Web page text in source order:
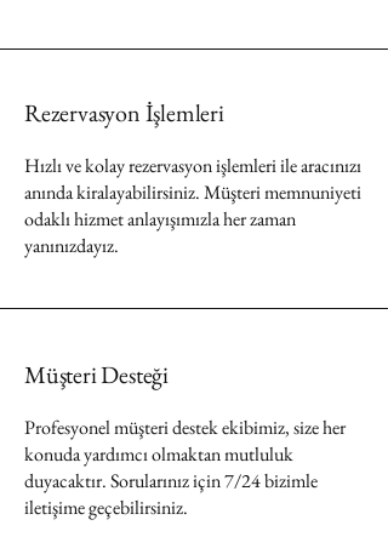
Rezervasyon İşlemleri
Hızlı ve kolay rezervasyon işlemleri ile aracınızı
anında kiralayabilirsiniz. Müşteri memnuniyeti
odaklı hizmet anlayışımızla her zaman
yanınızdayız.
Müşteri Desteği
Profesyonel müşteri destek ekibimiz, size her
konuda yardımcı olmaktan mutluluk
duyacaktır. Sorularınız için 7/24 bizimle
iletişime geçebilirsiniz.